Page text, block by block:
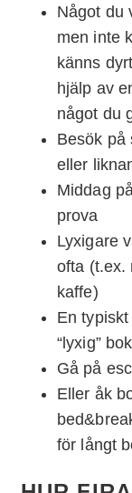
Något du
men inte
känns
hjälp av
något du
Besök på
eller
Middag
prova
Lyxigare
ofta (t.ex.
kaffe)
En typiskt
“lyxig”
Gå på
Eller åk
för långt